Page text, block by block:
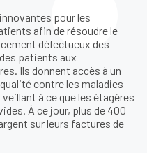
pour les
afin de résoudre le
défectueux des
patients aux
Ils donnent accès à un
contre les maladies
à ce que les étagères
À ce jour, plus de 400
sur leurs factures de